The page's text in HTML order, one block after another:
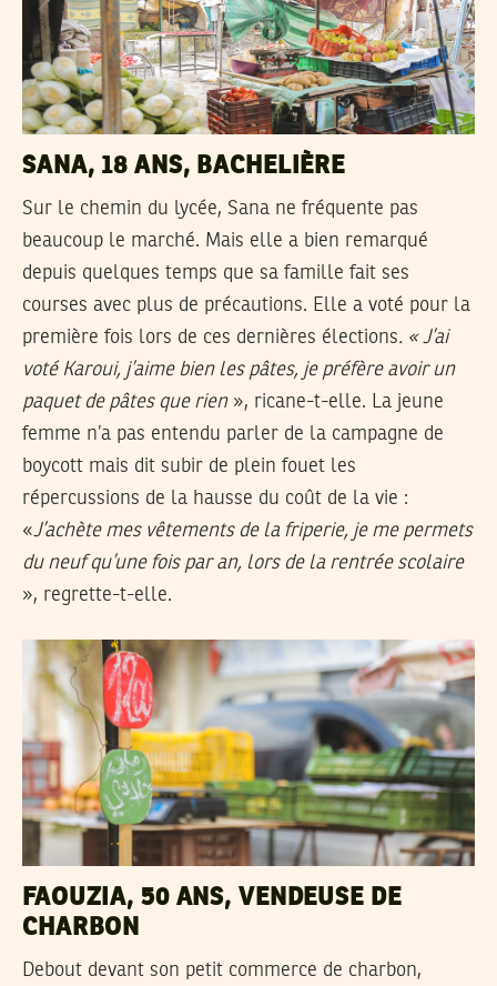
SANA, 18 ANS, BACHELIÈRE
Sur le chemin du lycée, Sana ne fréquente pas
beaucoup le marché. Mais elle a bien remarqué
depuis quelques temps que sa famille fait ses
courses avec plus de précautions. Elle a voté pour la
première fois lors de ces dernières élections. « J’ai
voté Karoui, j’aime bien les pâtes, je préfère avoir un
paquet de pâtes que rien», ricane-t-elle. La jeune
femme n’a pas entendu parler de la campagne de
boycott mais dit subir de plein fouet les
répercussions de la hausse du coût de la vie :
«J’achète mes vêtements de la friperie, je me permets
du neuf qu’une fois par an, lors de la rentrée scolaire
», regrette-t-elle.
FAOUZIA, 50 ANS, VENDEUSE DE
CHARBON
Debout devant son petit commerce de charbon,